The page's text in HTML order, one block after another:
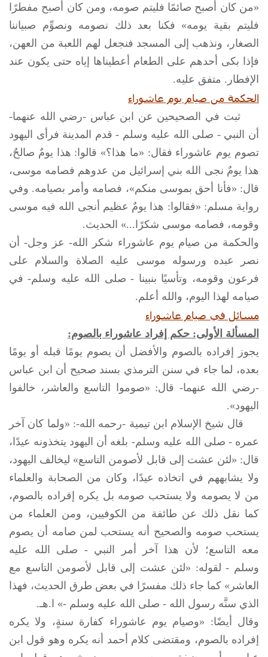
«من كان أصبح صائمًا فليتم صومه، ومن كان أصبح مفطرًا
فليتم بقية يومه» فكنا بعد ذلك نصومه ونصوِّم صبياننا
الصغار، ونذهب إلى المسجد فنجعل لهم اللعبة من العهن،
فإذا بكى أحدهم على الطعام أعطيناها إياه حتى يكون عند
الإفطار. متفق عليه.
الحكمة من صيام يوم عاشوراء
ثبت في الصحيحين عن ابن عباس -رضي الله عنهما-
أن النبي - صلى الله عليه وسلم - قدم المدينة فرأى اليهود
تصوم يوم عاشوراء فقال: «ما هذا؟» قالوا: هذا يومٌ صالحٌ،
هذا يومٌ نجى الله بني إسرائيل من عدوهم فصامه موسى،
قال: «فأنا أحق بموسى منكم»، فصامه وأمر بصيامه. وفي
رواية مسلم: «فقالوا: هذا يومٌ عظيم أنجى الله فيه موسى
وقومه، فصامه موسى شكرًا...» الحديث.
والحكمة من صيام يوم عاشوراء شكر الله- عز وجل- أن
نصر عبده ورسوله موسى عليه الصلاة والسلام على
فرعون وقومه، وتأسيًا بنبينا - صلى الله عليه وسلم- في
صيامه لهذا اليوم، والله أعلم.
مسائل في صيام عاشوراء
المسألة الأولى: حكم إفراد عاشوراء بالصوم:
يجوز إفراده بالصوم والأفضل أن يصوم يومًا قبله أو يومًا
بعده، لما جاء في سنن الترمذي بسند صحيح أن ابن عباس
-رضي الله عنهما- قال: «صوموا التاسع والعاشر، خالفوا
اليهود».
قال شيخ الإسلام ابن تيمية -رحمه الله-: «ولما كان آخر
عمره - صلى الله عليه وسلم- بلغه أن اليهود يتخذونه عيدًا،
قال: «لئن عشت إلى قابل لأصومن التاسع» ليخالف اليهود،
ولا يشابههم في اتخاذه عيدًا، وكان من الصحابة والعلماء
من لا يصومه ولا يستحب صومه بل يكره إفراده بالصوم،
كما نقل ذلك عن طائفة من الكوفيين، ومن العلماء من
يستحب صومه والصحيح أنه يستحب لمن صامه أن يصوم
معه التاسع؛ لأن هذا آخر أمر النبي - صلى الله عليه
وسلم - لقوله: «لئن عشت إلى قابل لأصومن التاسع مع
العاشر» كما جاء ذلك مفسرًا في بعض طرق الحديث، فهذا
الذي سنَّه رسول الله - صلى الله عليه وسلم -» ا.هـ.
وقال أيضًا: «وصيام يوم عاشوراء كفارة سنةٍ، ولا يكره
إفراده بالصوم، ومقتضى كلام أحمد أنه يكره وهو قول ابن